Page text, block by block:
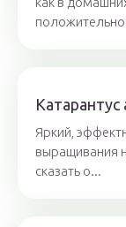
Яркий,
выращивания
сказать о...